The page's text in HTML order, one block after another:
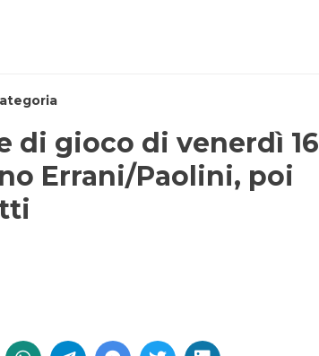
di gioco di venerdì 16
Errani/Paolini, poi